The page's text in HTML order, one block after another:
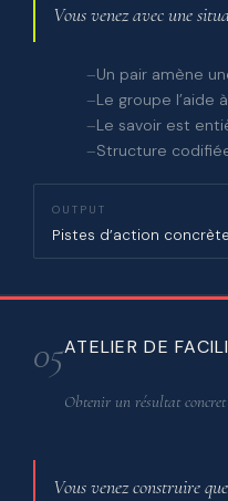
Vous venez avec une
Un pair amène
Le groupe l’aide
Le savoir est
Structure
OUTPUT
Pistes d’action
05ATELIER DE
Obtenir un résultat
Vous venez construire